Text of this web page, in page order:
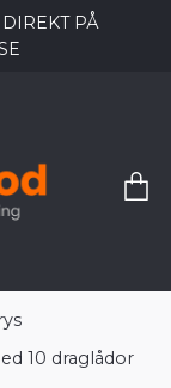
PÅ
10 draglådor